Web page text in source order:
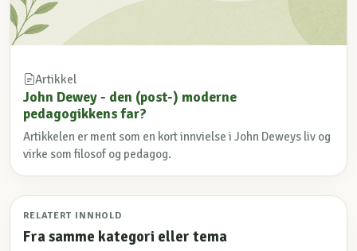
Artikkel
John Dewey - den (post-) moderne
pedagogikkens far?
Artikkelen er ment som en kort innvielse i John Deweys liv og
virke som filosof og pedagog.
RELATERT INNHOLD
Fra samme kategori eller tema